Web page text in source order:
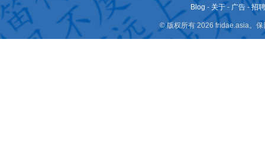
Blog - 关于 - 广告 -招
© 版权所有 2026 fridae.asia。